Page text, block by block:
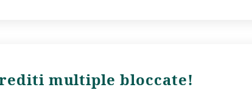
multiple bloccate!